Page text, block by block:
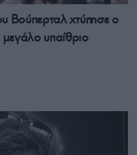
Βούπερταλ χτύπησε ο
υπαίθριο